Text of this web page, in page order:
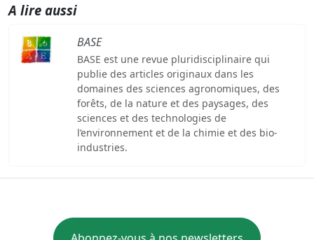
A lire aussi
BASE
BASE est une revue pluridisciplinaire qui
publie des articles originaux dans les
domaines des sciences agronomiques, des
forêts, de la nature et des paysages, des
sciences et des technologies de
l’environnement et de la chimie et des bio-
industries.